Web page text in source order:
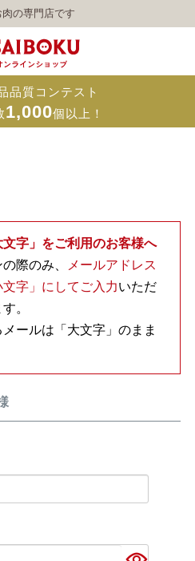
の専門店です
品質コンテスト
1,000個以上！
字」をご利用のお客様へ
際のみ、 メールアドレス
字」にしてご入力いただ
。
ールは「大文字」のまま